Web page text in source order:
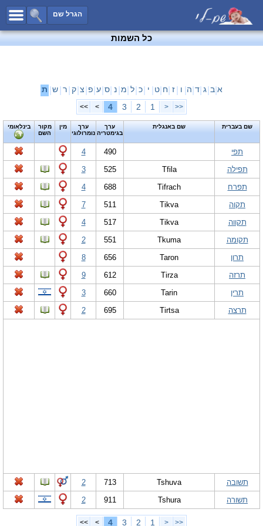
הגרל שם
כל השמות
שמות לבנים
שמות משותפים
שמות נדירים
קטגוריות
מפורסמיםחדש!
נומרולוגיה
הוסף שם
צור קשר
פייסבוק
כל השמות
א ב ג ד ה ו ז ח ט י כ ל מ נ ס ע פ צ ק ר ש ת
<<
<
1
2
3
4
>
>>
שם בעברית שם באנגלית
ערך
בגימטריה
ערך
נומרולוגי
מין
מקור
השם
בינלאומי
תפי 490
4
תפילה
Tfila
525
3
תפרח
Tifrach
688
4
תקוה
Tikva
511
7
תקווה
Tikva
517
4
תקומה
Tkuma
551
2
תרון
Taron
656
8
תרזה
Tirza
612
9
תרין
Tarin
660
3
תרצה
Tirtsa
695
2
תשובה Tshuva
713
2
תשורה
Tshura
911
2
<<
<
1
2
3
4
>
>>